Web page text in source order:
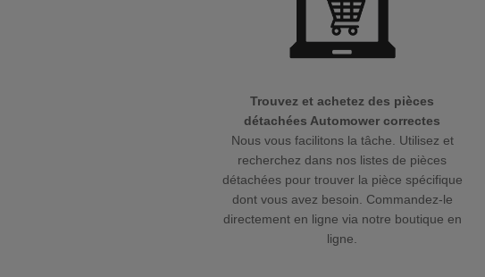
Trouvez et achetez des pièces
détachées Automower correctes
Nous vous facilitons la tâche. Utilisez et
recherchez dans nos listes de pièces
détachées pour trouver la pièce spécifique
dont vous avez besoin. Commandez-le
directement en ligne via notre boutique en
ligne.